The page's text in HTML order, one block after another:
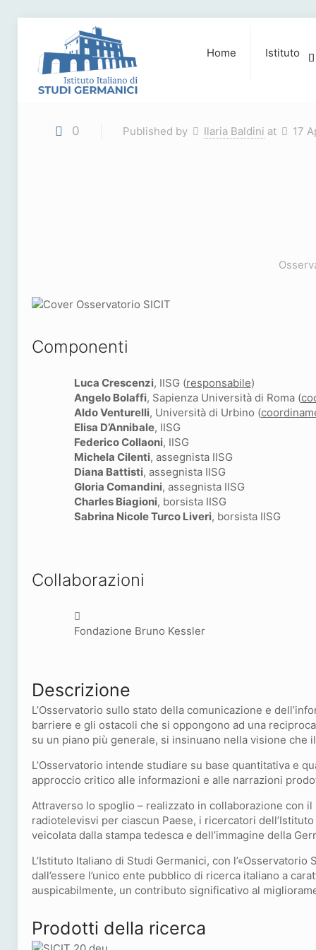
Home Istituto
0 Published by Ilaria Baldini at 17
Componenti
Luca Crescenzi, IISG (responsabile)
Angelo Bolaffi, Sapienza Università di Roma (
Aldo Venturelli, Università di Urbino (
Elisa D’Annibale, IISG
Federico Collaoni, IISG
Michela Cilenti, assegnista IISG
Diana Battisti, assegnista IISG
Gloria Comandini, assegnista IISG
Charles Biagioni, borsista IISG
Sabrina Nicole Turco Liveri, borsista IISG
Collaborazioni
Fondazione Bruno Kessler
Descrizione
L’Osservatorio sullo stato della comunicazione e
barriere e gli ostacoli che si oppongono ad una
su un piano più generale, si insinuano nella visione che
L’Osservatorio intende studiare su base quantitativa e
approccio critico alle informazioni e alle narrazioni
Attraverso lo spoglio – realizzato in collaborazione con
radiotelevisvi per ciascun Paese, i ricercatori
veicolata dalla stampa tedesca e dell’immagine della
L’Istituto Italiano di Studi Germanici, con
dall’essere l’unico ente pubblico di ricerca italiano a
auspicabilmente, un contributo significativo al
Prodotti della ricerca